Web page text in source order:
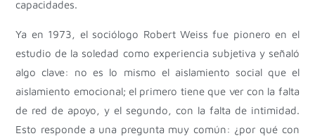
capacidades.
Ya en 1973, el sociólogo Robert Weiss fue pionero en el
estudio de la soledad como experiencia subjetiva y señaló
algo clave: no es lo mismo el aislamiento social que el
aislamiento emocional; el primero tiene que ver con la falta
de red de apoyo, y el segundo, con la falta de intimidad.
Esto responde a una pregunta muy común: ¿por qué con